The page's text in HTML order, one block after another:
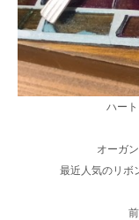
ハー
オーガ
最近人気のリボ